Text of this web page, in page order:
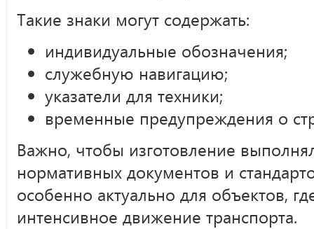
Такие знаки могут содержать:
индивидуальные обозначения;
служебную навигацию;
указатели для техники;
временные предупреждения о
Важно, чтобы изготовление
нормативных документов и
особенно актуально для объектов,
интенсивное движение транспорта.